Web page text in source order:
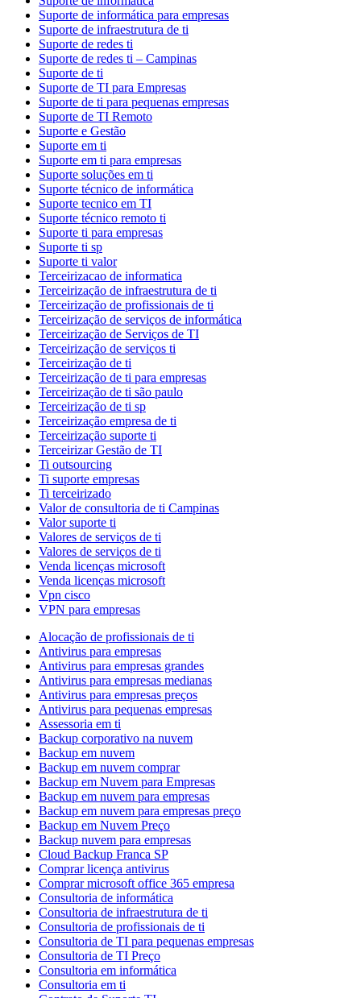
Suporte de informática para empresas
Suporte de infraestrutura de ti
Suporte de redes ti
Suporte de redes ti – Campinas
Suporte de ti
Suporte de TI para Empresas
Suporte de ti para pequenas empresas
Suporte de TI Remoto
Suporte e Gestão
Suporte em ti
Suporte em ti para empresas
Suporte soluções em ti
Suporte técnico de informática
Suporte tecnico em TI
Suporte técnico remoto ti
Suporte ti para empresas
Suporte ti sp
Suporte ti valor
Terceirizacao de informatica
Terceirização de infraestrutura de ti
Terceirização de profissionais de ti
Terceirização de serviços de informática
Terceirização de Serviços de TI
Terceirização de serviços ti
Terceirização de ti
Terceirização de ti para empresas
Terceirização de ti são paulo
Terceirização de ti sp
Terceirização empresa de ti
Terceirização suporte ti
Terceirizar Gestão de TI
Ti outsourcing
Ti suporte empresas
Ti terceirizado
Valor de consultoria de ti Campinas
Valor suporte ti
Valores de serviços de ti
Valores de serviços de ti
Venda licenças microsoft
Venda licenças microsoft
Vpn cisco
VPN para empresas
Alocação de profissionais de ti
Antivirus para empresas
Antivirus para empresas grandes
Antivirus para empresas medianas
Antivirus para empresas preços
Antivirus para pequenas empresas
Assessoria em ti
Backup corporativo na nuvem
Backup em nuvem
Backup em nuvem comprar
Backup em Nuvem para Empresas
Backup em nuvem para empresas
Backup em nuvem para empresas preço
Backup em Nuvem Preço
Backup nuvem para empresas
Cloud Backup Franca SP
Comprar licença antivirus
Comprar microsoft office 365 empresa
Consultoria de informática
Consultoria de infraestrutura de ti
Consultoria de profissionais de ti
Consultoria de TI para pequenas empresas
Consultoria de TI Preço
Consultoria em informática
Consultoria em ti